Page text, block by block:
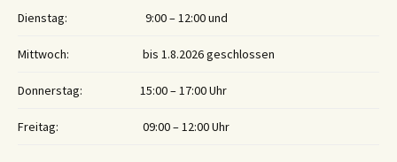
Dienstag: 9:00 – 12:00 und
Mittwoch: bis 1.8.2026 geschlossen
Donnerstag: 15:00 – 17:00 Uhr
Freitag: 09:00 – 12:00 Uhr